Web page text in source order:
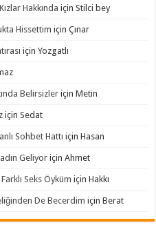
Hakkında içinStilci bey
Hissettim içinÇınar
içinYozgatlı
Belirsizler içinMetin
içinSedat
Sohbet Hattı içinHasan
Geliyor içinAhmet
Seks Öyküm içinHakkı
De Becerdim içinBerat